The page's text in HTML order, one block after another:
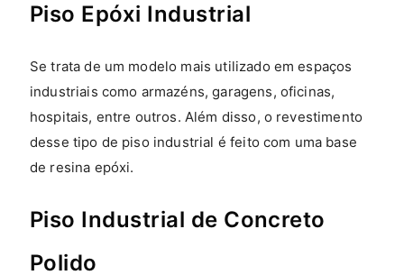
Piso Epóxi Industrial
Se trata de um modelo mais utilizado em espaços
industriais como armazéns, garagens, oficinas,
hospitais, entre outros. Além disso, o revestimento
desse tipo de piso industrial é feito com uma base
de resina epóxi.
Piso Industrial de Concreto
Polido